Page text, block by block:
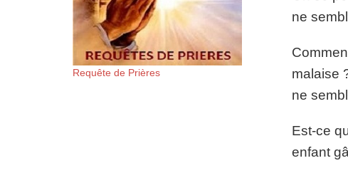
Requête de Prières
ne
malaise
ne
Est-ce
enfant